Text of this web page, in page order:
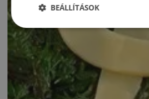
BEÁLLÍTÁSOK